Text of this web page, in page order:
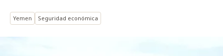
Yemen Seguridad económica